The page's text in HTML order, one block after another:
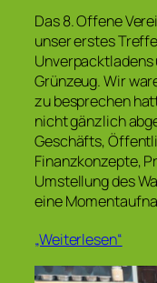
Das 8. Offene
unser erstes
Unverpacktladens
Grünzeug. Wir
zu besprechen
nicht gänzlich
Geschäfts,
Finanzkonzepte,
Umstellung des
eine
„Weiterlesen“